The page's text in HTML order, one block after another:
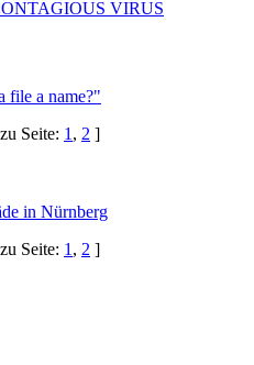
VIRUS
file a name?"
Seite: 1 , 2 ]
in Nürnberg
Seite: 1 , 2 ]